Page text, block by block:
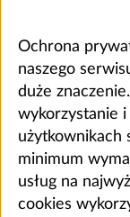
Ochrona
naszego
duże
wykorzystanie
użytkownikach
minimum
usług na
cookies